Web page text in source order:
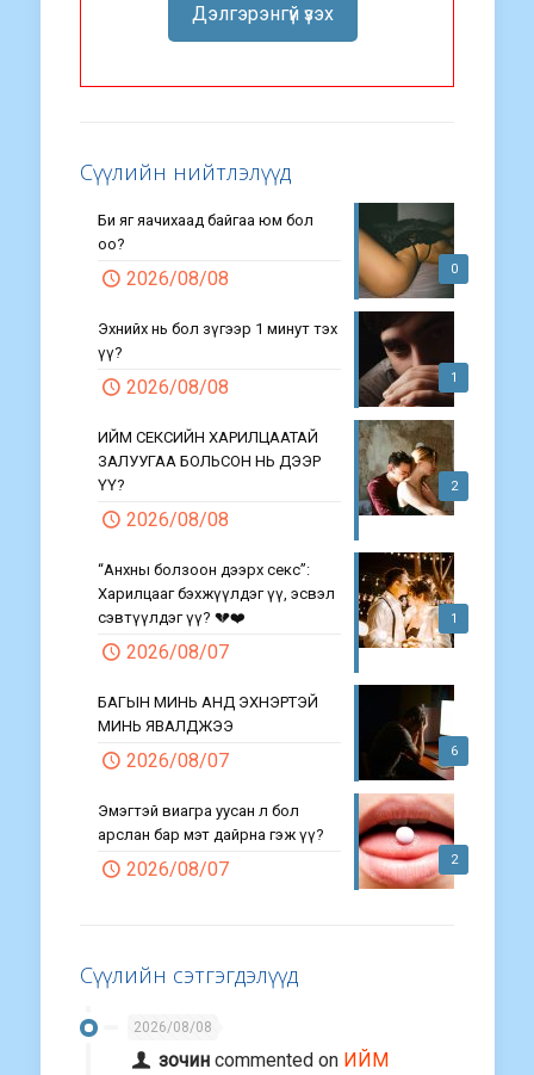
Дэлгэрэнгүй үзэх
Сүүлийн нийтлэлүүд
0
Би яг яачихаад байгаа юм бол
оо?
2026/08/08
1
Эхнийх нь бол зүгээр 1 минут тэх
үү?
2026/08/08
2
ИЙМ СЕКСИЙН ХАРИЛЦААТАЙ
ЗАЛУУГАА БОЛЬСОН НЬ ДЭЭР
ҮҮ?
2026/08/08
1
“Анхны болзоон дээрх секс”:
Харилцааг бэхжүүлдэг үү, эсвэл
сэвтүүлдэг үү? 💔❤️
2026/08/07
6
БАГЫН МИНЬ АНД ЭХНЭРТЭЙ
МИНЬ ЯВАЛДЖЭЭ
2026/08/07
2
Эмэгтэй виагра уусан л бол
арслан бар мэт дайрна гэж үү?
2026/08/07
Сүүлийн сэтгэгдэлүүд
2026/08/08
зочин commented on ИЙМ